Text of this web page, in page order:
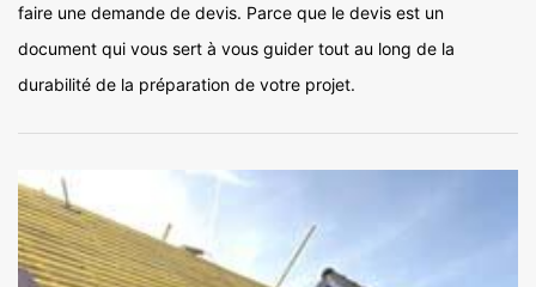
faire une demande de devis. Parce que le devis est un
document qui vous sert à vous guider tout au long de la
durabilité de la préparation de votre projet.